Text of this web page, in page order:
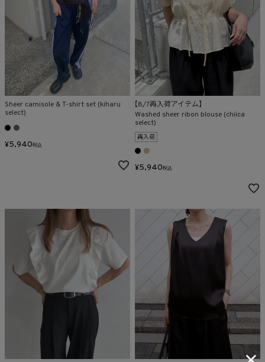
Sheer camisole & T-shirt set (kiharu
select)
¥5,940税込
【8/7再入荷アイテム】
Washed sheer ribon blouse (chiica
select)
再入荷
¥5,940税込